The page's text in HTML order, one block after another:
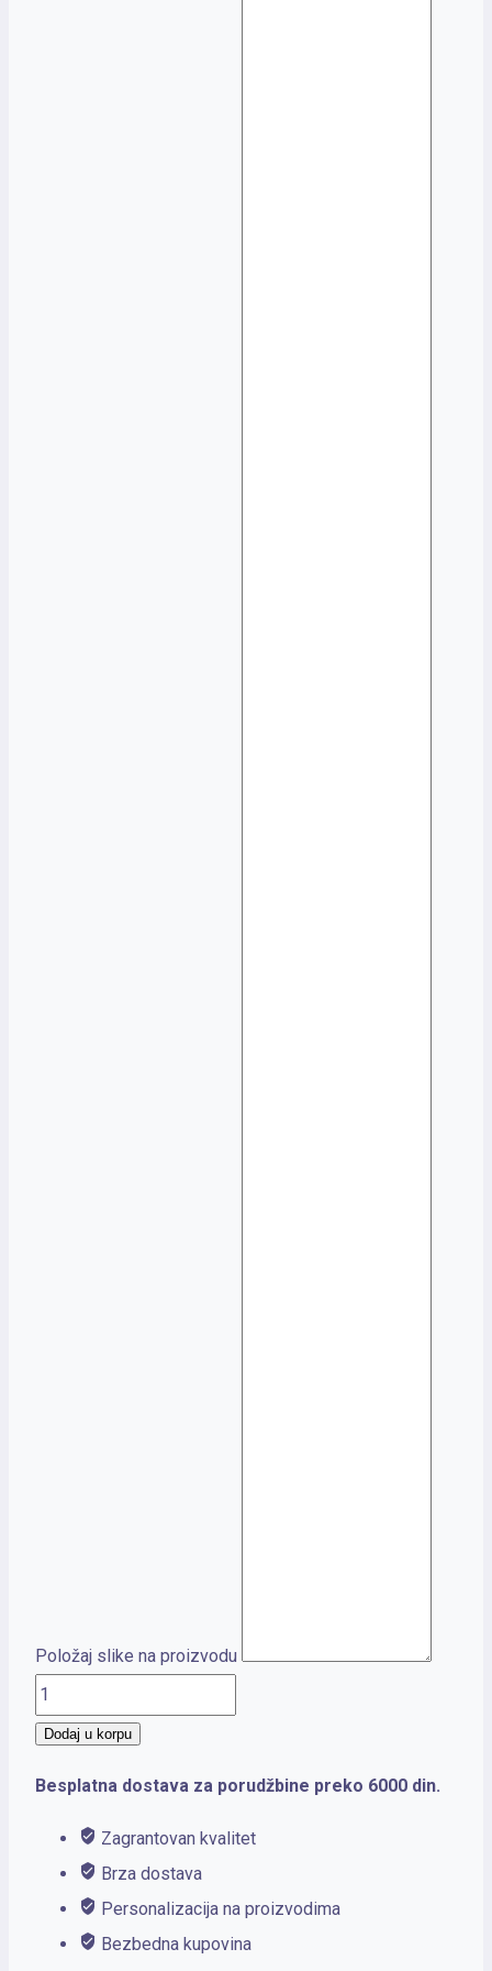
Položaj slike na proizvodu
GOUDA
količina
Dodaj u korpu
Besplatna dostava za porudžbine preko 6000 din.
Zagrantovan kvalitet
Brza dostava
Personalizacija na proizvodima
Bezbedna kupovina